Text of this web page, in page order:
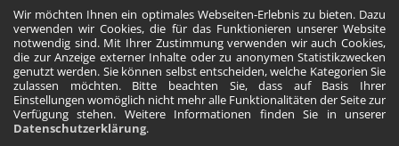
Wir möchten Ihnen ein optimales Webseiten-Erlebnis zu bieten. Dazu
verwenden wir Cookies, die für das Funktionieren unserer Website
notwendig sind. Mit Ihrer Zustimmung verwenden wir auch Cookies,
die zur Anzeige externer Inhalte oder zu anonymen Statistikzwecken
genutzt werden. Sie können selbst entscheiden, welche Kategorien Sie
zulassen möchten. Bitte beachten Sie, dass auf Basis Ihrer
Einstellungen womöglich nicht mehr alle Funktionalitäten der Seite zur
Verfügung stehen. Weitere Informationen finden Sie in unserer
Datenschutzerklärung.